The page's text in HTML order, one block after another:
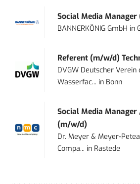
Social Media
BANNERKÖNIG GmbH in
Referent (m/w/d)
DVGW Deutscher Verein
Wasserfac... in Bonn
Social Media
(m/w/d)
Dr. Meyer & Meyer-
Compa... in Rastede